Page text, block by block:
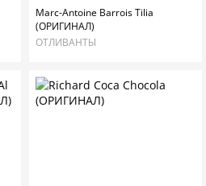
Marc-Antoine Barrois Tilia
(ОРИГИНАЛ)
ОТЛИВАНТЫ